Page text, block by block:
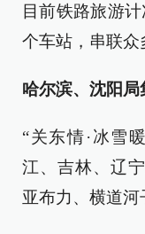
目前铁路旅游
个车站，串联众
哈尔滨、沈阳局
“关东情·冰雪
江、吉林、辽
亚布力、横道河